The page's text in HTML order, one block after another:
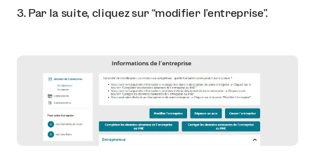
3. Par la suite, cliquez sur “modifier l’entreprise”.